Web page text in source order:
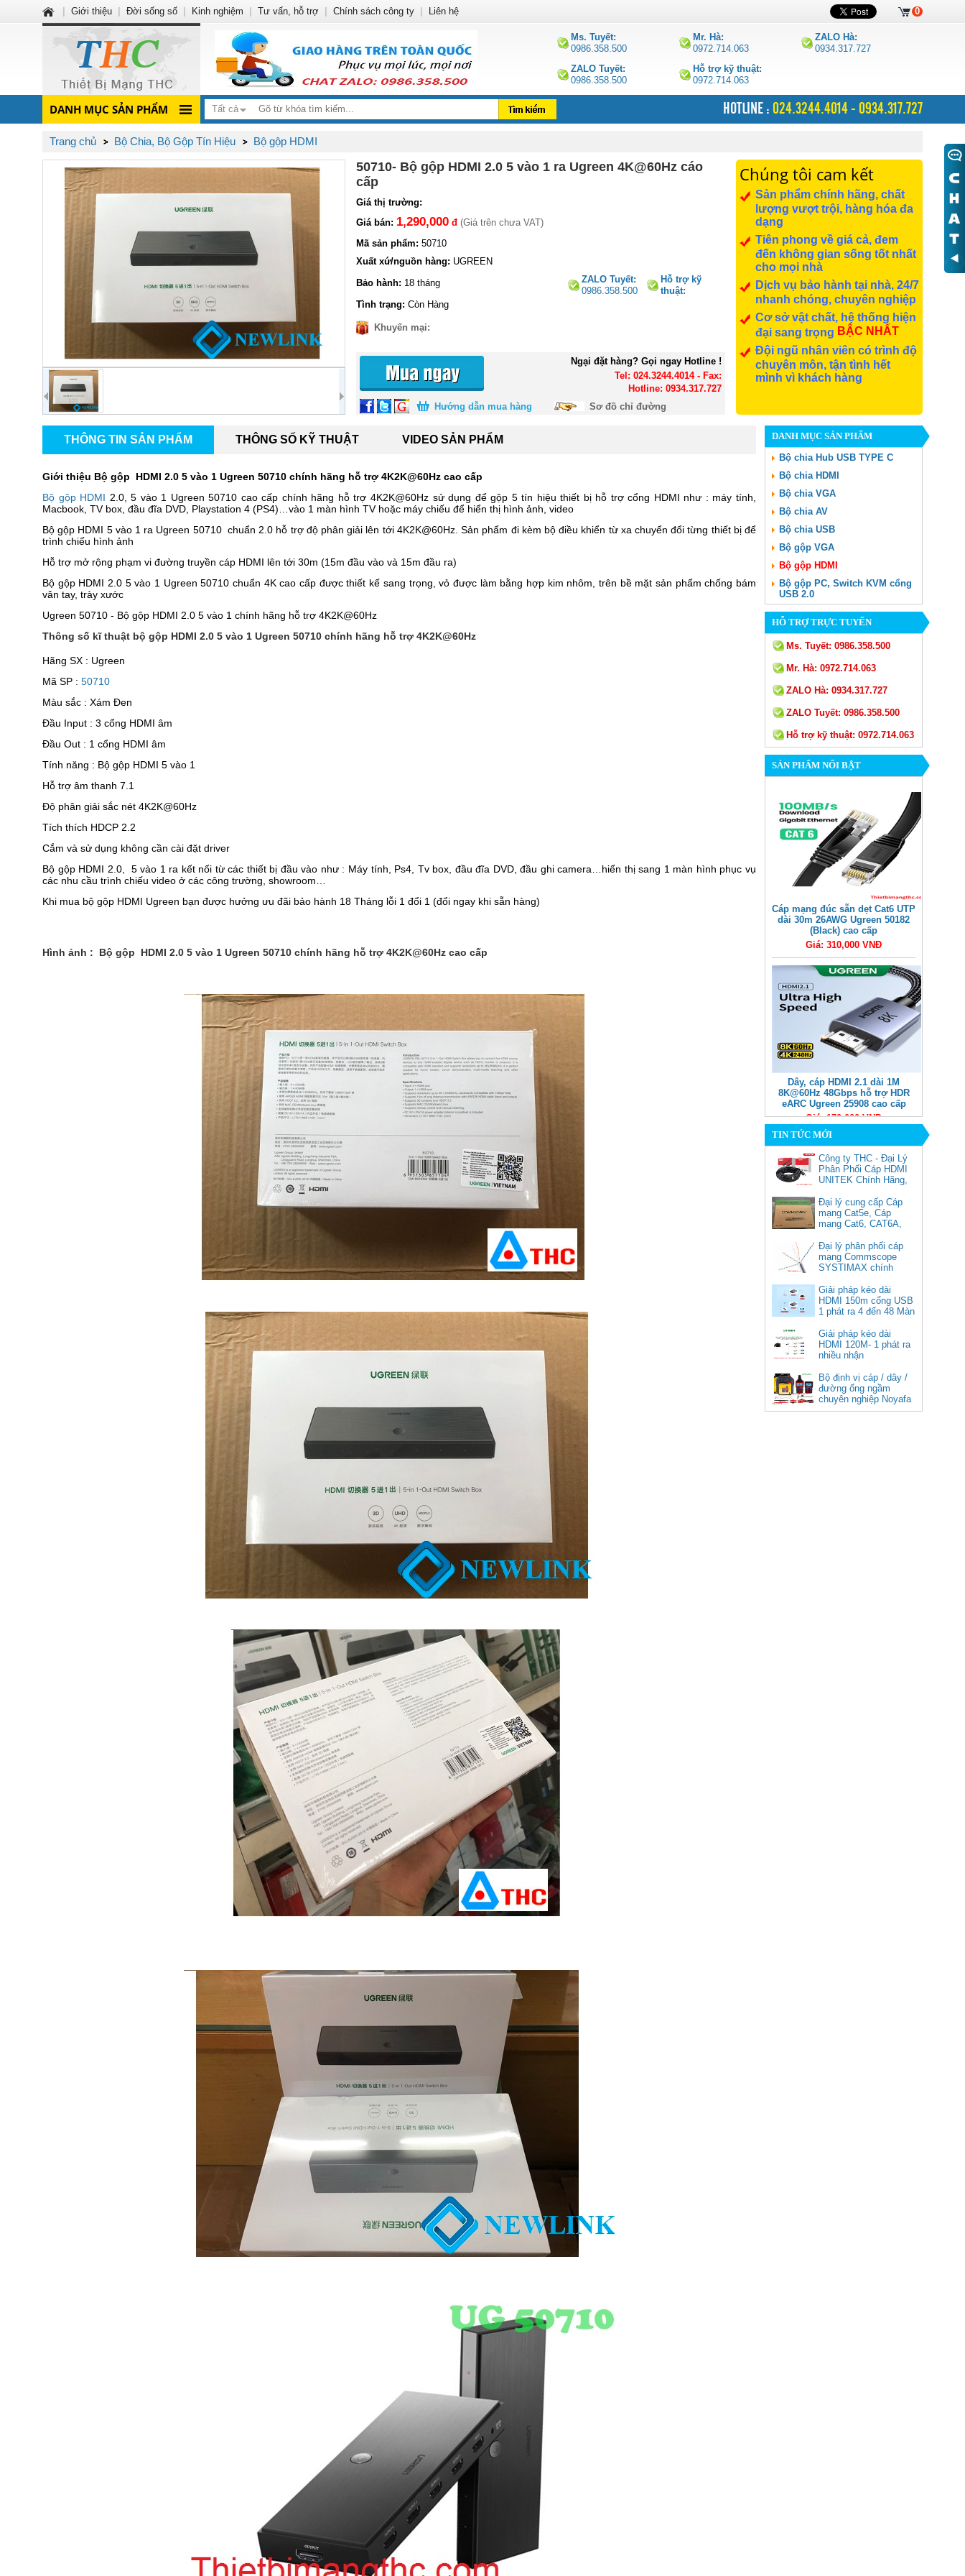
Ms. Tuyết:
0986.358.500
Mr. Hà:
0972.714.063
ZALO Hà:
0934.317.727
ZALO Tuyết:
0986.358.500
Hỗ trợ kỹ thuật:
0972.714.063
DANH MỤC SẢN PHẨM Tất cả HOTLINE : 024.3244.4014 - 0934.317.727
Trang chủ Bộ Chia, Bộ Gộp Tín Hiệu Bộ gộp HDMI
50710- Bộ gộp HDMI 2.0 5 vào 1 ra Ugreen 4K@60Hz cáo
cấp
Giá thị trường:
Giá bán: 1,290,000 đ (Giá trên chưa VAT)
Mã sản phẩm: 50710
Xuất xứ/nguồn hàng: UGREEN
ZALO Tuyết:
0986.358.500
Hỗ trợ kỹ
thuật:
Bảo hành: 18 tháng
Tình trạng: Còn Hàng
Khuyến mại:
Ngại đặt hàng? Gọi ngay Hotline !
Tel: 024.3244.4014 - Fax:
Hotline: 0934.317.727
Hướng dẫn mua hàng
Sơ đồ chỉ đường
Chúng tôi cam kết
Sản phẩm chính hãng, chất
lượng vượt trội, hàng hóa đa
dạng
Tiên phong về giá cả, đem
đến không gian sống tốt nhất
cho mọi nhà
Dịch vụ bảo hành tại nhà, 24/7
nhanh chóng, chuyên nghiệp
Cơ sở vật chất, hệ thống hiện
đại sang trọng BẬC NHẤT
Đội ngũ nhân viên có trình độ
chuyên môn, tận tình hết
mình vì khách hàng
THÔNG TIN SẢN PHẨM THÔNG SỐ KỸ THUẬT VIDEO SẢN PHẨM
Giới thiệu Bộ gộp HDMI 2.0 5 vào 1 Ugreen 50710 chính hãng hỗ trợ 4K2K@60Hz cao cấp
Bộ gộp HDMI 2.0, 5 vào 1 Ugreen 50710 cao cấp chính hãng hỗ trợ 4K2K@60Hz sử dụng để gộp 5 tín hiệu thiết bị hỗ trợ cổng HDMI như : máy tính,
Macbook, TV box, đầu đĩa DVD, Playstation 4 (PS4)…vào 1 màn hình TV hoặc máy chiếu để hiển thị hình ảnh, video
Bộ gộp HDMI 5 vào 1 ra Ugreen 50710 chuẩn 2.0 hỗ trợ độ phân giải lên tới 4K2K@60Hz. Sản phẩm đi kèm bộ điều khiển từ xa chuyển đổi từng thiết bị để
trình chiếu hình ảnh
Hỗ trợ mở rộng phạm vi đường truyền cáp HDMI lên tới 30m (15m đầu vào và 15m đầu ra)
Bộ gộp HDMI 2.0 5 vào 1 Ugreen 50710 chuẩn 4K cao cấp được thiết kế sang trọng, vỏ được làm bằng hợp kim nhôm, trên bề mặt sản phẩm chống bám
vân tay, trày xước
Ugreen 50710 - Bộ gộp HDMI 2.0 5 vào 1 chính hãng hỗ trợ 4K2K@60Hz
Thông số kĩ thuật bộ gộp HDMI 2.0 5 vào 1 Ugreen 50710 chính hãng hỗ trợ 4K2K@60Hz
Hãng SX : Ugreen
Mã SP : 50710
Màu sắc : Xám Đen
Đầu Input : 3 cổng HDMI âm
Đầu Out : 1 cổng HDMI âm
Tính năng : Bộ gộp HDMI 5 vào 1
Hỗ trợ âm thanh 7.1
Độ phân giải sắc nét 4K2K@60Hz
Tích thích HDCP 2.2
Cắm và sử dụng không cần cài đặt driver
Bộ gộp HDMI 2.0, 5 vào 1 ra kết nối từ các thiết bị đầu vào như : Máy tính, Ps4, Tv box, đầu đĩa DVD, đầu ghi camera…hiển thị sang 1 màn hình phục vụ
các nhu cầu trình chiếu video ở các công trường, showroom…
Khi mua bộ gộp HDMI Ugreen bạn được hưởng ưu đãi bảo hành 18 Tháng lỗi 1 đổi 1 (đổi ngay khi sẵn hàng)
Hình ảnh : Bộ gộp HDMI 2.0 5 vào 1 Ugreen 50710 chính hãng hỗ trợ 4K2K@60Hz cao cấp
DANH MỤC SẢN PHẨM
Bộ chia Hub USB TYPE C
Bộ chia HDMI
Bộ chia VGA
Bộ chia AV
Bộ chia USB
Bộ gộp VGA
Bộ gộp HDMI
Bộ gộp PC, Switch KVM cổng
USB 2.0
HỖ TRỢ TRỰC TUYẾN
Ms. Tuyết: 0986.358.500
Mr. Hà: 0972.714.063
ZALO Hà: 0934.317.727
ZALO Tuyết: 0986.358.500
Hỗ trợ kỹ thuật: 0972.714.063
SẢN PHẨM NỔI BẬT
Cáp mạng đúc sẵn dẹt Cat6 UTP
dài 30m 26AWG Ugreen 50182
(Black) cao cấp
Giá: 310,000 VNĐ
Dây, cáp HDMI 2.1 dài 1M
8K@60Hz 48Gbps hỗ trợ HDR
eARC Ugreen 25908 cao cấp
Giá: 170,000 VNĐ
Cáp chuyển USB Type-C sang
Displayport 1.4 độ phân giải
cao cấp
Giá: 350,000 VNĐ
TIN TỨC MỚI
Công ty THC - Đại Lý
Phân Phối Cáp HDMI
UNITEK Chính Hãng,
Đại lý cung cấp Cáp
mạng Cat5e, Cáp
mạng Cat6, CAT6A,
Commscope
Đại lý phân phối cáp
mạng Commscope
SYSTIMAX chính
Giải pháp kéo dài
HDMI 150m cổng USB
1 phát ra 4 đến 48 Màn
Giải pháp kéo dài
HDMI 120M- 1 phát ra
nhiều nhận
Bộ định vị cáp / dây /
đường ống ngầm
chuyên nghiệp Noyafa
NF-826
0
Giới thiệu Đời sống số Kinh nghiệm Tư vấn, hỗ trợ Chính sách công ty Liên hệ